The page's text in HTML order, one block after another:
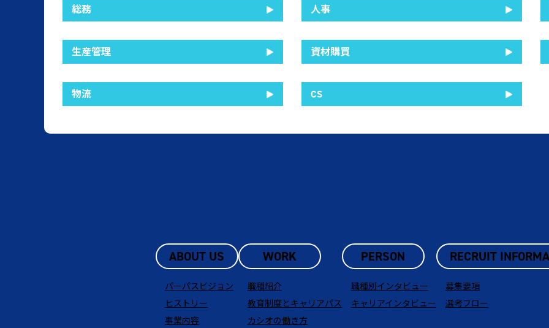
総務 人事
生産管理 資材購買
物流 CS
ABOUT US
パーパスビジョン
ヒストリー
事業内容
WORK
職種紹介
教育制度とキャリアパス
カシオの働き方
PERSON
職種別インタビュー
キャリアインタビュー
RECRUIT
募集要項
選考フロー